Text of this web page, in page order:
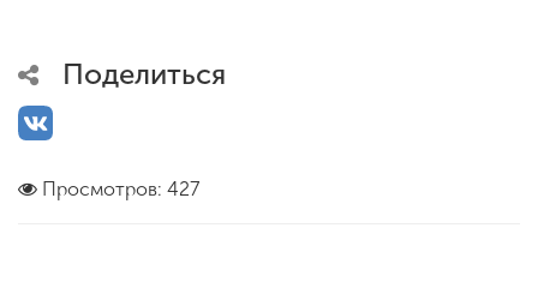
Поделиться
Просмотров: 427